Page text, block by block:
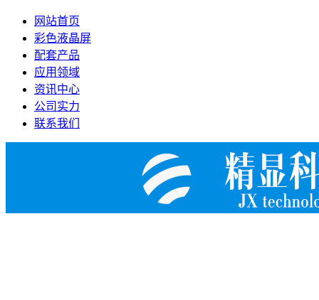
网站首页
彩色液晶屏
配套产品
应用领域
资讯中心
公司实力
联系我们